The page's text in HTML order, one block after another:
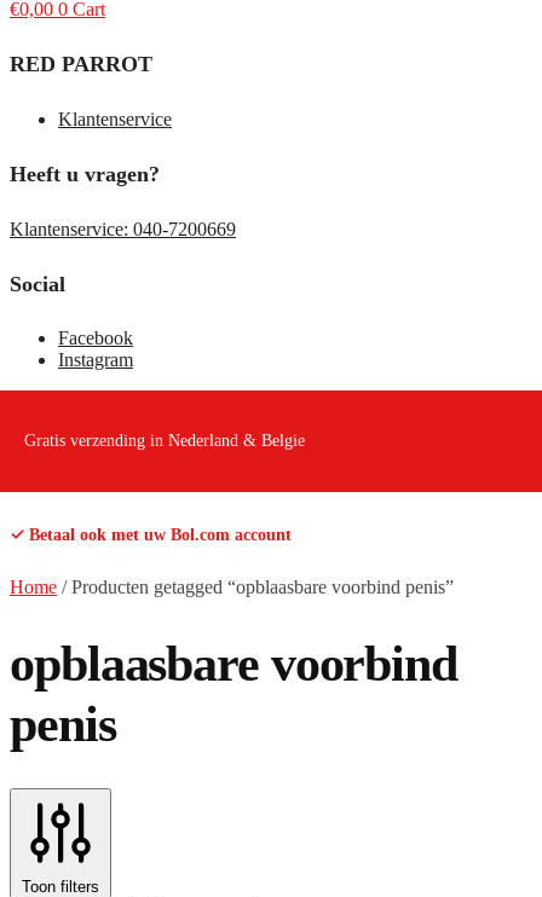
€0,00 0 Cart
RED PARROT
Klantenservice
Heeft u vragen?
Klantenservice: 040-7200669
Social
Facebook
Instagram
Gratis verzending in Nederland & Belgie
✓ Betaal ook met uw Bol.com account
Home /Producten getagged “opblaasbare voorbind penis”
opblaasbare voorbind
penis
Toon filters